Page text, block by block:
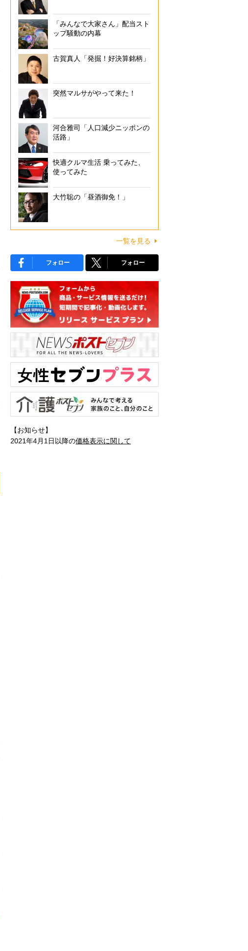
「みんなで大家さん」配当スト
ップ騒動の内幕
古賀真人「発掘！好決算銘柄」
突然マルサがやって来た！
河合雅司「人口減少ニッポンの
活路」
快適クルマ生活 乗ってみた、
使ってみた
大竹聡の「昼酒御免！」
一覧を見る
フォロー フォロー
【お知らせ】
2021年4月1日以降の価格表示に関して